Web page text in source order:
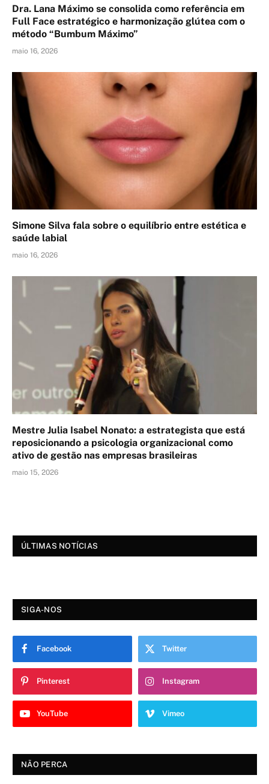
Dra. Lana Máximo se consolida como referência em
Full Face estratégico e harmonização glútea com o
método “Bumbum Máximo”
maio 16, 2026
Simone Silva fala sobre o equilíbrio entre estética e
saúde labial
maio 16, 2026
Mestre Julia Isabel Nonato: a estrategista que está
reposicionando a psicologia organizacional como
ativo de gestão nas empresas brasileiras
maio 15, 2026
ÚLTIMAS NOTÍCIAS
SIGA-NOS
Facebook Twitter
Pinterest Instagram
YouTube Vimeo
NÃO PERCA